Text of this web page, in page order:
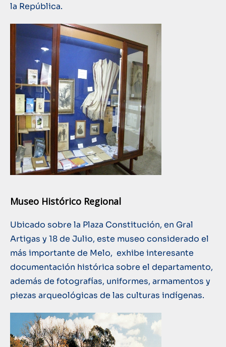
la República.
Museo Histórico Regional
Ubicado sobre la Plaza Constitución, en Gral
Artigas y 18 de Julio, este museo considerado el
más importante de Melo, exhibe interesante
documentación histórica sobre el departamento,
además de fotografías, uniformes, armamentos y
piezas arqueológicas de las culturas indígenas.